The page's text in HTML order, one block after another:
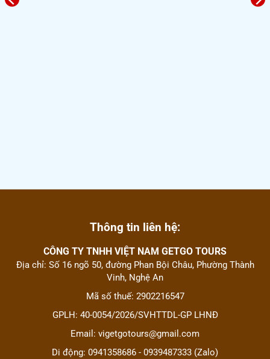
Thông tin liên hệ:
CÔNG TY TNHH VIỆT NAM GETGO TOURS
Địa chỉ: Số 16 ngõ 50, đường Phan Bội Châu, Phường Thành
Vinh, Nghệ An
Mã số thuế: 2902216547
GPLH: 40-0054/2026/SVHTTDL-GP LHNĐ
Email: vigetgotours@gmail.com
Di động: 0941358686 - 0939487333 (Zalo)